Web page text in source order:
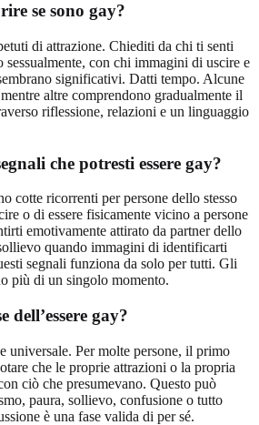
se sono gay?
di attrazione. Chiediti da chi ti senti
sessualmente, con chi immagini di uscire e
significativi. Datti tempo. Alcune
altre comprendono gradualmente il
riflessione, relazioni e un linguaggio
che potresti essere gay?
cotte ricorrenti per persone dello stesso
o di essere fisicamente vicino a persone
emotivamente attirato da partner dello
quando immagini di identificarti
segnali funziona da solo per tutti. Gli
più di un singolo momento.
dell’essere gay?
universale. Per molte persone, il primo
che le proprie attrazioni o la propria
ciò che presumevano. Questo può
paura, sollievo, confusione o tutto
è una fase valida di per sé.